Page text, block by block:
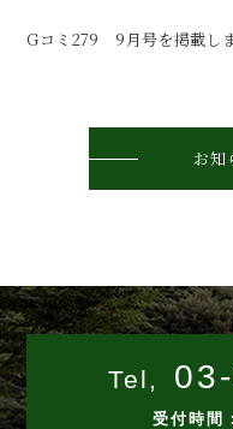
Gコミ279 9月号を掲載し
お知
Tel,
受付時間